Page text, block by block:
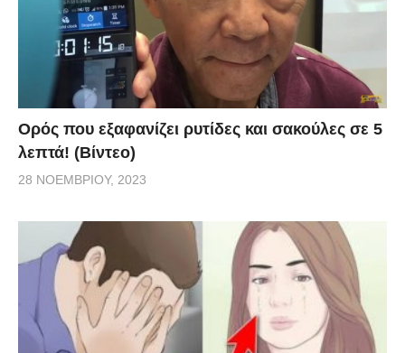
Ορός που εξαφανίζει ρυτίδες και σακούλες σε 5
λεπτά! (Βίντεο)
28 ΝΟΕΜΒΡΊΟΥ, 2023